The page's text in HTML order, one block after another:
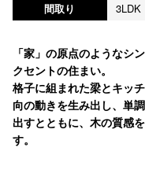
間取り
3LDK
「家」の原点のようなシ
クセントの住まい。
格子に組まれた梁とキッ
向の動きを生み出し、単
出すとともに、木の質感
す。